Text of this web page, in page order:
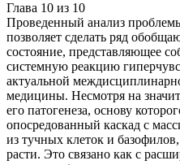
Глава 10 из 10
Проведенный анализ
позволяет сделать ряд
состояние, представляющее
системную реакцию
актуальной
медицины. Несмотря на
его патогенеза, основу
опосредованный каскад с
из тучных клеток и
расти. Это связано как с